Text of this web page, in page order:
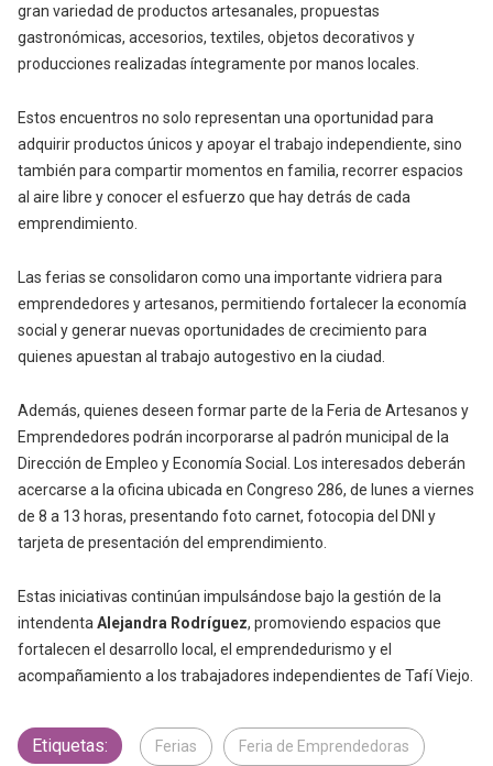
gran variedad de productos artesanales, propuestas
gastronómicas, accesorios, textiles, objetos decorativos y
producciones realizadas íntegramente por manos locales.
Estos encuentros no solo representan una oportunidad para
adquirir productos únicos y apoyar el trabajo independiente, sino
también para compartir momentos en familia, recorrer espacios
al aire libre y conocer el esfuerzo que hay detrás de cada
emprendimiento.
Las ferias se consolidaron como una importante vidriera para
emprendedores y artesanos, permitiendo fortalecer la economía
social y generar nuevas oportunidades de crecimiento para
quienes apuestan al trabajo autogestivo en la ciudad.
Además, quienes deseen formar parte de la Feria de Artesanos y
Emprendedores podrán incorporarse al padrón municipal de la
Dirección de Empleo y Economía Social. Los interesados deberán
acercarse a la oficina ubicada en Congreso 286, de lunes a viernes
de 8 a 13 horas, presentando foto carnet, fotocopia del DNI y
tarjeta de presentación del emprendimiento.
Estas iniciativas continúan impulsándose bajo la gestión de la
intendentaAlejandra Rodríguez, promoviendo espacios que
fortalecen el desarrollo local, el emprendedurismo y el
acompañamiento a los trabajadores independientes de Tafí Viejo.
Etiquetas: Ferias Feria de Emprendedoras